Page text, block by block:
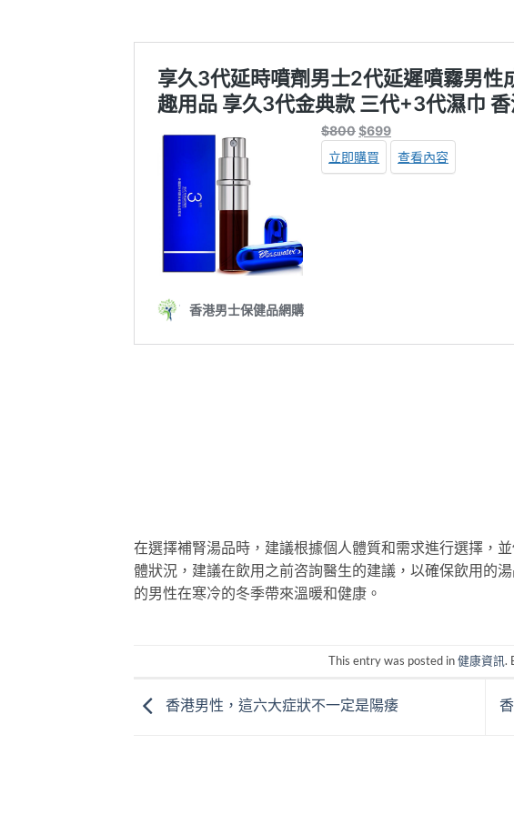
在選擇補腎湯品時，建議根據個人體質和需求進行選擇，
體狀況，建議在飲用之前咨詢醫生的建議，以確保飲用的
的男性在寒冷的冬季帶來溫暖和健康。
This entry was posted in健康資訊.
香港男性，這六大症狀不一定是陽痿